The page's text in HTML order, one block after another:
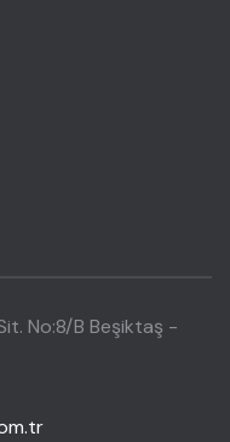
No:8/B Beşiktaş -